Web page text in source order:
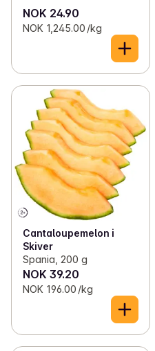
NOK 24.90
NOK 1,245.00 /kg
Cantaloupemelon i
Skiver
Spania, 200 g
NOK 39.20
NOK 196.00 /kg